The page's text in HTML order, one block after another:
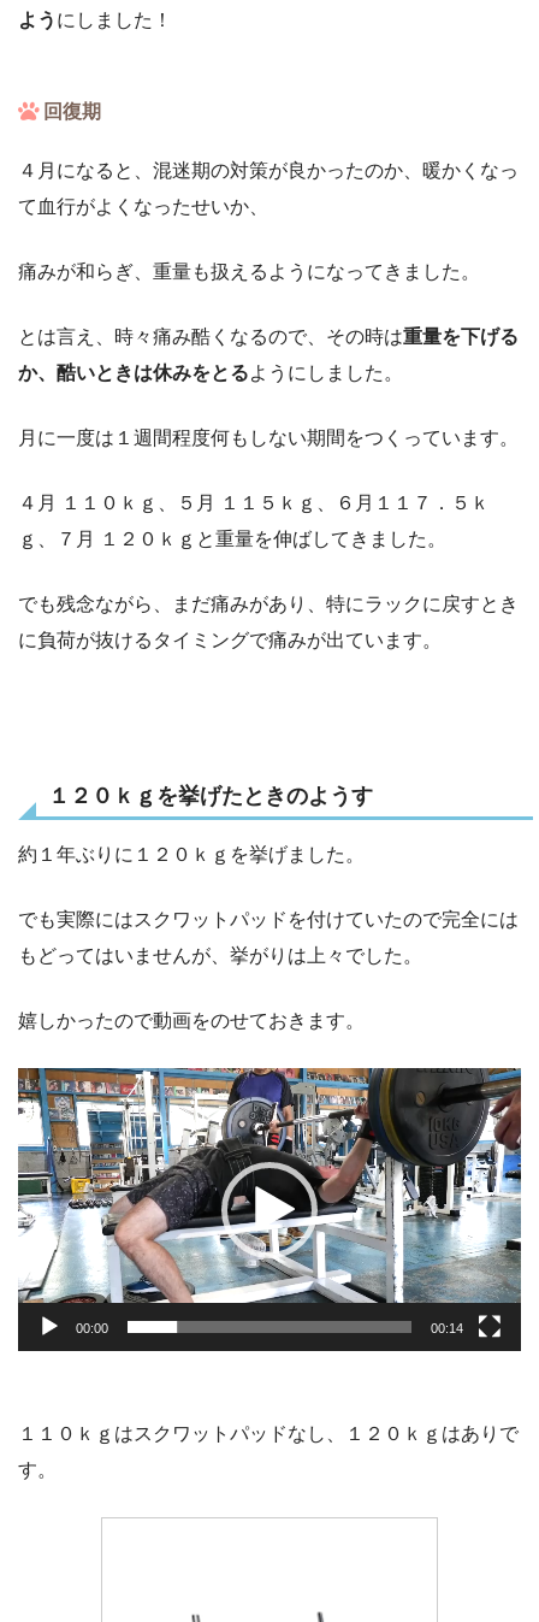
よう にしました！
回復期
４月になると、混迷期の対策が良かったのか、暖かくなっ
て血行がよくなったせいか、
痛みが和らぎ、重量も扱えるようになってきました。
とは言え、時々痛み酷くなるので、その時は重量を下げる
か、酷いときは休みをとるようにしました。
月に一度は１週間程度何もしない期間をつくっています。
４月 １１０ｋｇ、５月 １１５ｋｇ、６月１１７．５ｋ
ｇ、７月 １２０ｋｇと重量を伸ばしてきました。
でも残念ながら、まだ痛みがあり、特にラックに戻すとき
に負荷が抜けるタイミングで痛みが出ています。
１２０ｋｇを挙げたときのようす
約１年ぶりに１２０ｋｇを挙げました。
でも実際にはスクワットパッドを付けていたので完全には
もどってはいませんが、挙がりは上々でした。
嬉しかったので動画をのせておきます。
動
画
プ
レ
ー
ー
00:00 00:14
１１０ｋｇはスクワットパッドなし、１２０ｋｇはありで
す。